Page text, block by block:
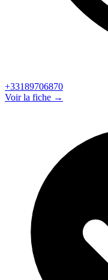
+33189706870
Voir la fiche →